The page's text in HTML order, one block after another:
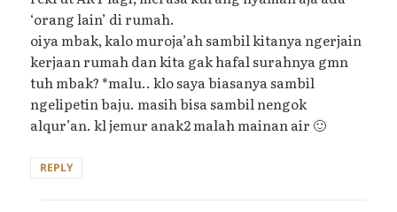
‘orang lain’ di rumah.
oiya mbak, kalo muroja’ah sambil kitanya ngerjain
kerjaan rumah dan kita gak hafal surahnya gmn
tuh mbak? *malu.. klo saya biasanya sambil
ngelipetin baju. masih bisa sambil nengok
alqur’an. kl jemur anak2 malah mainan air 🙂
REPLY